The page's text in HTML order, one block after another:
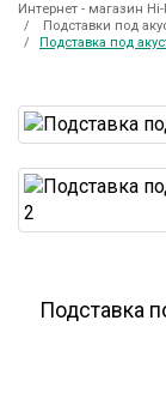
Интернет - магазин Hi-
Подставки под
Подставка под
Подставка